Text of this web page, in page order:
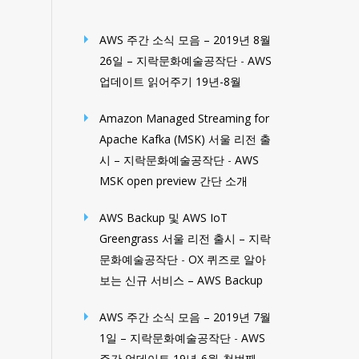
AWS 주간 소식 모음 – 2019년 8월
26일 – 지락문화예술공작단 - AWS
업데이트 읽어주기 19년-8월
Amazon Managed Streaming for
Apache Kafka (MSK) 서울 리전 출
시 – 지락문화예술공작단 - AWS
MSK open preview 간단 소개
AWS Backup 및 AWS IoT
Greengrass 서울 리전 출시 – 지락
문화예술공작단 - OX 퀴즈로 알아
보는 신규 서비스 – AWS Backup
AWS 주간 소식 모음 – 2019년 7월
1일 – 지락문화예술공작단 - AWS